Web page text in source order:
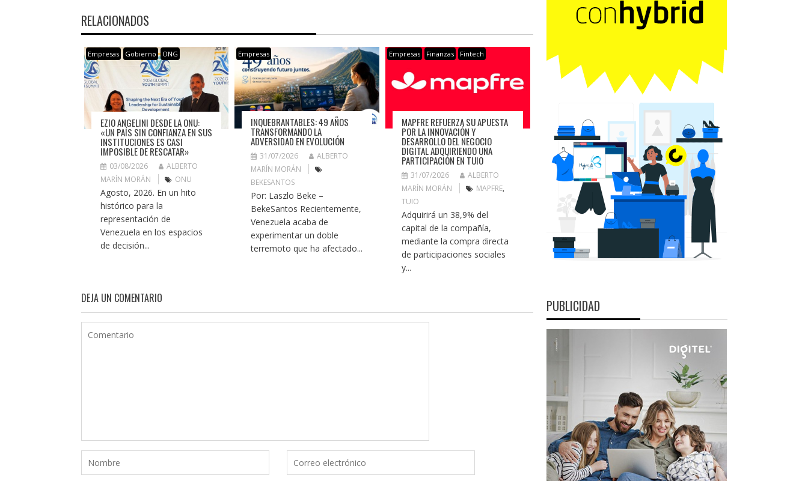
RELACIONADOS
Empresas Gobierno ONG
EZIO ANGELINI DESDE LA ONU:
«UN PAÍS SIN CONFIANZA EN SUS
INSTITUCIONES ES CASI
IMPOSIBLE DE RESCATAR»
03/08/2026
ALBERTO
MARÍN MORÁN
ONU
Agosto, 2026. En un hito
histórico para la
representación de
Venezuela en los espacios
de decisión...
Empresas
INQUEBRANTABLES: 49 AÑOS
TRANSFORMANDO LA
ADVERSIDAD EN EVOLUCIÓN
31/07/2026
ALBERTO
MARÍN MORÁN
BEKESANTOS
Por: Laszlo Beke –
BekeSantos Recientemente,
Venezuela acaba de
experimentar un doble
terremoto que ha afectado...
Empresas Finanzas Fintech
MAPFRE REFUERZA SU APUESTA
POR LA INNOVACIÓN Y
DESARROLLO DEL NEGOCIO
DIGITAL ADQUIRIENDO UNA
PARTICIPACIÓN EN TUIO
31/07/2026
ALBERTO
MARÍN MORÁN
MAPFRE,
TUIO
Adquirirá un 38,9% del
capital de la compañía,
mediante la compra directa
de participaciones sociales
y...
DEJA UN COMENTARIO PUBLICIDAD